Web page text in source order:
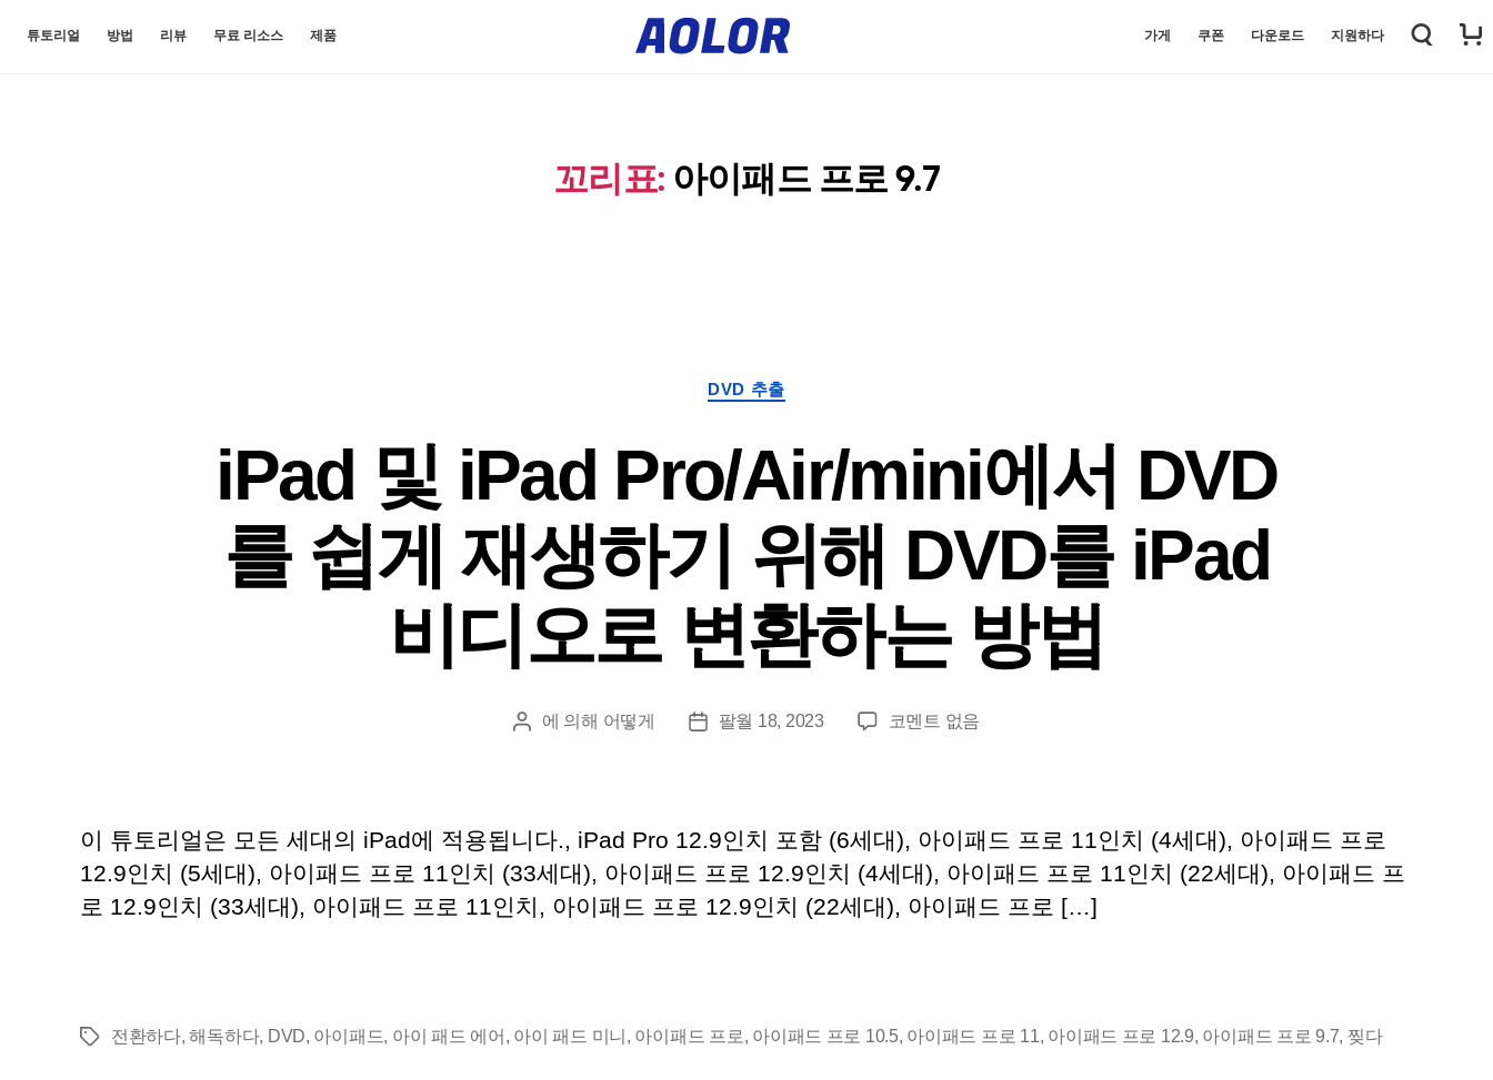
튜토리얼 방법 리뷰 무료 리소스 제품
올
로
로
가게 쿠폰 다운로드 지원하다
꼬리표: 아이패드 프로 9.7
카
테
리
DVD 추출
iPad 및 iPad Pro/Air/mini에서 DVD
를 쉽게 재생하기 위해 DVD를 iPad
비디오로 변환하는 방법
게
성
자
에 의해 어떻게
게
팔월 18, 2023 코멘트 없음
iPad
Pro/Air/mini
에
서
재
이 튜토리얼은 모든 세대의 iPad에 적용됩니다., iPad Pro 12.9인치 포함 (6세대), 아이패드 프로 11인치 (4세대), 아이패드 프로
12.9인치 (5세대), 아이패드 프로 11인치 (33세대), 아이패드 프로 12.9인치 (4세대), 아이패드 프로 11인치 (22세대), 아이패드 프
로 12.9인치 (33세대), 아이패드 프로 11인치, 아이패드 프로 12.9인치 (22세대), 아이패드 프로 […]
태
전환하다,해독하다, DVD, 아이패드, 아이 패드 에어 , 아이 패드 미니 , 아이패드 프로, 아이패드 프로 10.5, 아이패드 프로 11, 아이패드 프로 12.9, 아이패드 프로 9.7, 찢다